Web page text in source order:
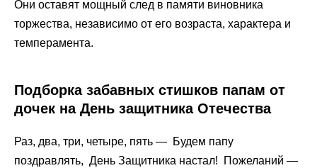
Они оставят мощный след в памяти виновника
торжества, независимо от его возраста, характера и
темперамента.
Подборка забавных стишков папам от
дочек на День защитника Отечества
Раз, два, три, четыре, пять — Будем папу
поздравлять, День Защитника настал! Пожеланий —